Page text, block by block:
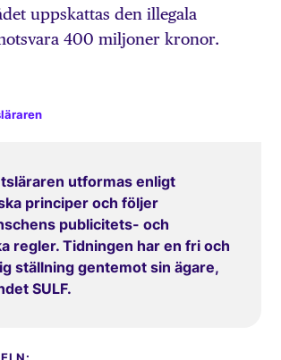
uppskattas den illegala
400 miljoner kronor.
utformas enligt
principer och följer
publicitets- och
regler. Tidningen har en fri och
ställning gentemot sin ägare,
SULF.